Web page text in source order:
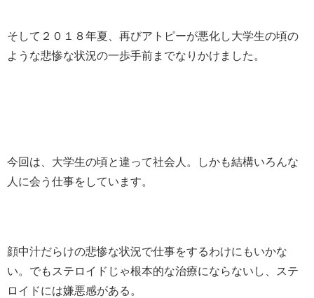
そして２０１８年夏、再びアトピーが悪化し大学生の頃の
ような悲惨な状況の一歩手前までなりかけました。
今回は、大学生の頃と違って社会人。しかも結構いろんな
人に会う仕事をしています。
顔中汁だらけの悲惨な状況で仕事をするわけにもいかな
い。でもステロイドじゃ根本的な治療にならないし、ステ
ロイドには嫌悪感がある。